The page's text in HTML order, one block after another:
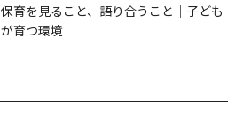
保育を見ること、語り合うこと｜子ども
が育つ環境